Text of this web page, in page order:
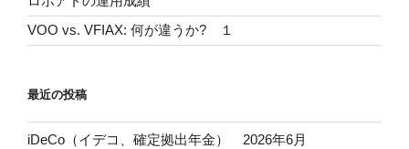
VOO vs. VFIAX: 何が違うか? １
最近の投稿
iDeCo（イデコ、確定拠出年金） 2026年6月